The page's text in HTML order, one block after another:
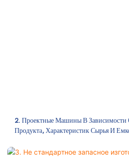
2. Проектные Машины В Зависимости
Продукта, Характеристик Сырья И